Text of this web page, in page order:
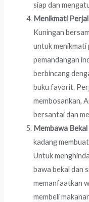
siap dan
Menikmati
Kuningan
untuk menikmati
pemandangan
berbincang
buku favorit.
membosankan,
bersantai dan
Membawa Bekal
kadang
Untuk
bawa bekal dan
memanfaatkan
membeli